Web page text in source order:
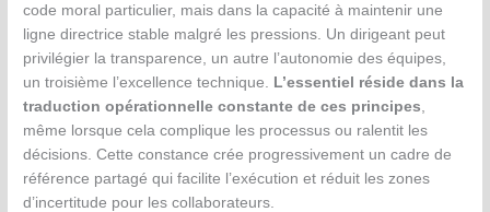
code moral particulier, mais dans la capacité à maintenir une
ligne directrice stable malgré les pressions. Un dirigeant peut
privilégier la transparence, un autre l’autonomie des équipes,
un troisième l’excellence technique.
L’essentiel réside dans la
traduction opérationnelle constante de ces principes
même lorsque cela complique les processus ou ralentit les
décisions. Cette constance crée progressivement un cadre de
référence partagé qui facilite l’exécution et réduit les zones
d’incertitude pour les collaborateurs.